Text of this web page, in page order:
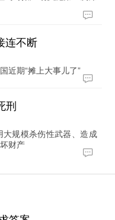
连不断
近期“摊上大事儿了”
刑
规模杀伤性武器、造成
财产